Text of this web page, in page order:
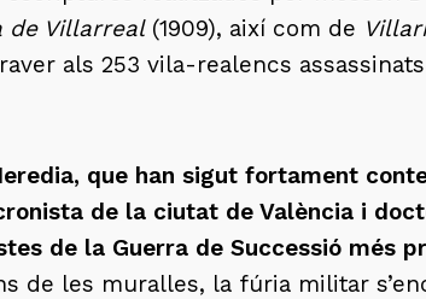
de Villarreal(1909), així com de
als 253 vila-realencs
que han sigut fortament
de la ciutat de València i
de la Guerra de Successió més
de les muralles, la fúria militar